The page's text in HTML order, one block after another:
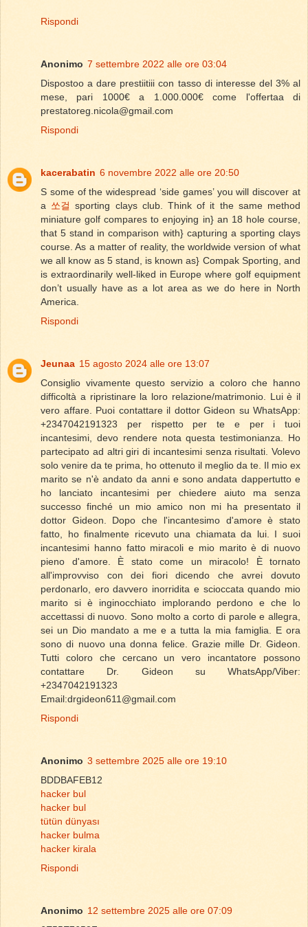
Rispondi
Anonimo 7 settembre 2022 alle ore 03:04
Dispostoo a dare prestiitiii con tasso di interesse del 3% al
mese, pari 1000€ a 1.000.000€ come l'offertaa di
prestatoreg.nicola@gmail.com
Rispondi
kacerabatin 6 novembre 2022 alle ore 20:50
S some of the widespread ‘side games’ you will discover at
a 쏘걸 sporting clays club. Think of it the same method
miniature golf compares to enjoying in} an 18 hole course,
that 5 stand in comparison with} capturing a sporting clays
course. As a matter of reality, the worldwide version of what
we all know as 5 stand, is known as} Compak Sporting, and
is extraordinarily well-liked in Europe where golf equipment
don’t usually have as a lot area as we do here in North
America.
Rispondi
Jeunaa 15 agosto 2024 alle ore 13:07
Consiglio vivamente questo servizio a coloro che hanno
difficoltà a ripristinare la loro relazione/matrimonio. Lui è il
vero affare. Puoi contattare il dottor Gideon su WhatsApp:
+2347042191323 per rispetto per te e per i tuoi
incantesimi, devo rendere nota questa testimonianza. Ho
partecipato ad altri giri di incantesimi senza risultati. Volevo
solo venire da te prima, ho ottenuto il meglio da te. Il mio ex
marito se n'è andato da anni e sono andata dappertutto e
ho lanciato incantesimi per chiedere aiuto ma senza
successo finché un mio amico non mi ha presentato il
dottor Gideon. Dopo che l'incantesimo d'amore è stato
fatto, ho finalmente ricevuto una chiamata da lui. I suoi
incantesimi hanno fatto miracoli e mio marito è di nuovo
pieno d'amore. È stato come un miracolo! È tornato
all'improvviso con dei fiori dicendo che avrei dovuto
perdonarlo, ero davvero inorridita e scioccata quando mio
marito si è inginocchiato implorando perdono e che lo
accettassi di nuovo. Sono molto a corto di parole e allegra,
sei un Dio mandato a me e a tutta la mia famiglia. E ora
sono di nuovo una donna felice. Grazie mille Dr. Gideon.
Tutti coloro che cercano un vero incantatore possono
contattare Dr. Gideon su WhatsApp/Viber:
+2347042191323
Email:drgideon611@gmail.com
Rispondi
Anonimo 3 settembre 2025 alle ore 19:10
BDDBAFEB12
hacker bul
hacker bul
tütün dünyası
hacker bulma
hacker kirala
Rispondi
Anonimo 12 settembre 2025 alle ore 07:09